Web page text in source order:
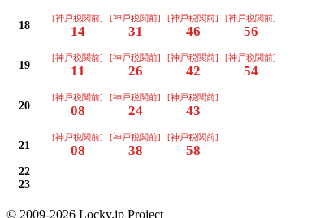
18
[神戸税関前]
14
[神戸税関前]
31
[神戸税関前]
46
[神戸税関前]
56
19
[神戸税関前]
11
[神戸税関前]
26
[神戸税関前]
42
[神戸税関前]
54
20
[神戸税関前]
08
[神戸税関前]
24
[神戸税関前]
43
21
[神戸税関前]
08
[神戸税関前]
38
[神戸税関前]
58
22
23
© 2009-2026 Locky.jp Project